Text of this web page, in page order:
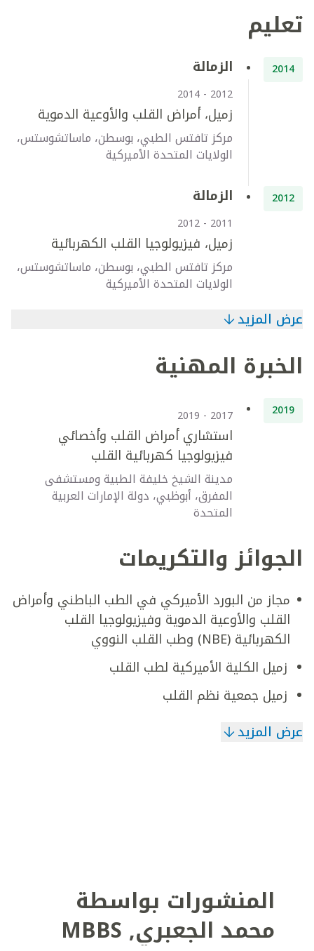
تعليم
2014 الزمالة
2012 - 2014
زميل، أمراض القلب والأوعية الدموية
مركز تافتس الطبي، بوسطن، ماساتشوستس،
الولايات المتحدة الأميركية
2012 الزمالة
2011 - 2012
زميل، فيزيولوجيا القلب الكهربائية
مركز تافتس الطبي، بوسطن، ماساتشوستس،
الولايات المتحدة الأميركية
عرض المزيد
الخبرة المهنية
2019
2017 - 2019
استشاري أمراض القلب وأخصائي
فيزيولوجيا كهربائية القلب
مدينة الشيخ خليفة الطبية ومستشفى
المفرق، أبوظبي، دولة الإمارات العربية
المتحدة
الجوائز والتكريمات
مجاز من البورد الأميركي في الطب الباطني وأمراض
القلب والأوعية الدموية وفيزيولوجيا القلب
الكهربائية (NBE) وطب القلب النووي
زميل الكلية الأميركية لطب القلب
زميل جمعية نظم القلب
عرض المزيد
المنشورات بواسطة
محمد الجعبري,
MBBS